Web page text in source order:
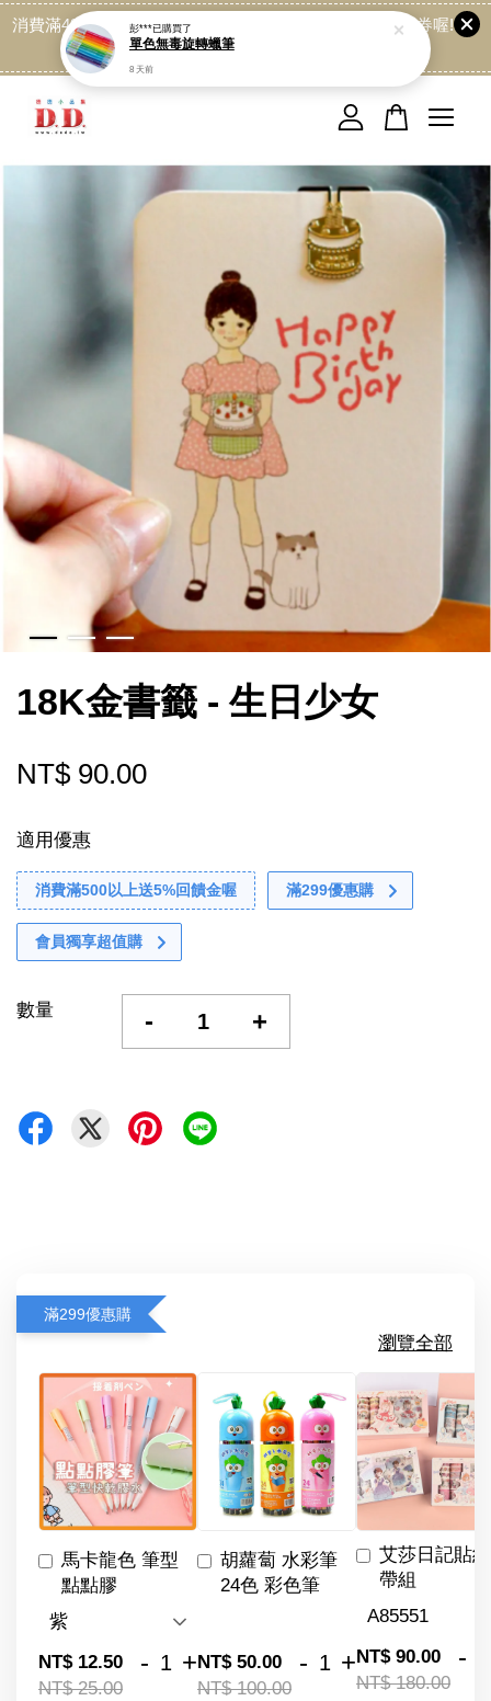
消費滿499免運喔, 記得加LINE:@dede168 領取專屬折扣券喔!
點我
18K金書籤 - 生日少女
NT$ 90.00
適用優惠
消費滿500以上送5%回饋金喔 滿299優惠購
會員獨享超值購
數量 - +
滿299優惠購
瀏覽全部
馬卡龍色 筆型
點點膠
NT$ 12.50
NT$ 25.00
- +
胡蘿蔔 水彩筆
24色 彩色筆
NT$ 50.00
NT$ 100.00
- +
艾莎日記貼
帶組
NT$ 90.00
NT$ 180.00
-
您的購物車目前還是空的。